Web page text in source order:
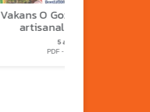
Vakans O Gozyé : le village
artisanal du Gosier
5 août
PDF - 1.2 Mio